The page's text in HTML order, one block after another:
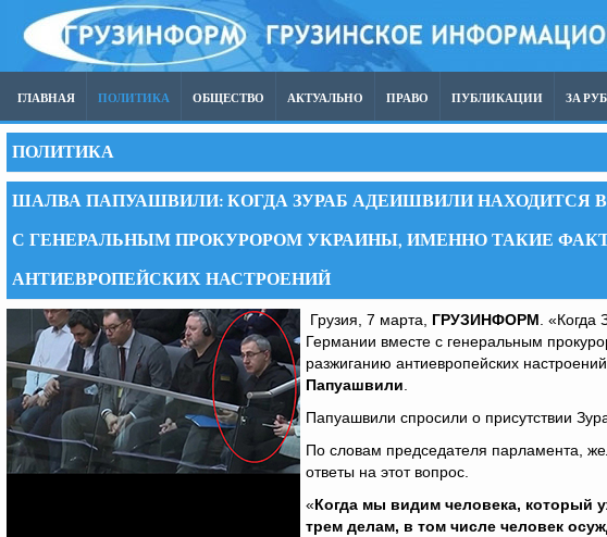
ГЛАВНАЯ ПОЛИТИКА ОБЩЕСТВО АКТУАЛЬНО ПРАВО ПУБЛИКАЦИИ ЗА
ПОЛИТИКА
ШАЛВА ПАПУАШВИЛИ: КОГДА ЗУРАБ АДЕИШВИЛИ НАХОДИТСЯ
С ГЕНЕРАЛЬНЫМ ПРОКУРОРОМ УКРАИНЫ, ИМЕННО ТАКИЕ
АНТИЕВРОПЕЙСКИХ НАСТРОЕНИЙ
Грузия, 7 марта, ГРУЗИНФОРМ .
Германии вместе с генеральным
разжиганию антиевропейских
Папуашвили
Папуашвили спросили о присутствии
По словам председателя парламента,
ответы на этот вопрос.
«Когда мы видим человека, который
трем делам, в том числе человек